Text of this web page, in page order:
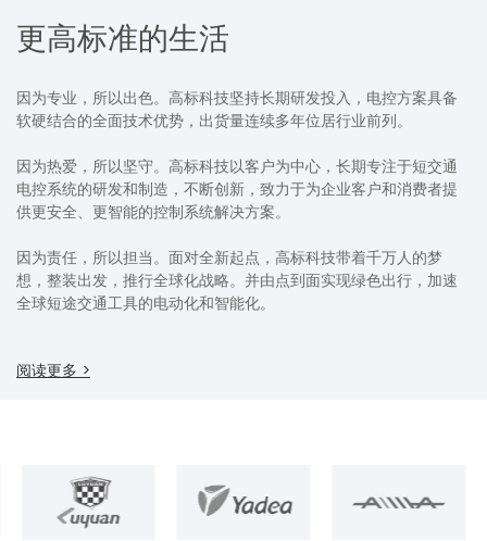
更高标准的生活
因为专业，所以出色。高标科技坚持长期研发投入，电控方案具备
软硬结合的全面技术优势，出货量连续多年位居行业前列。
因为热爱，所以坚守。高标科技以客户为中心，长期专注于短交通
电控系统的研发和制造，不断创新，致力于为企业客户和消费者提
供更安全、更智能的控制系统解决方案。
因为责任，所以担当。面对全新起点，高标科技带着千万人的梦
想，整装出发，推行全球化战略。并由点到面实现绿色出行，加速
全球短途交通工具的电动化和智能化。
阅读更多 >